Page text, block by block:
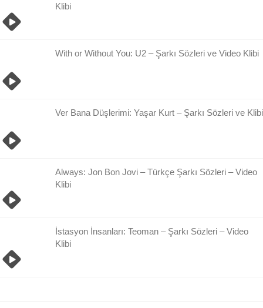
Klibi
With or Without You: U2 – Şarkı Sözleri ve Video Klibi
Ver Bana Düşlerimi: Yaşar Kurt – Şarkı Sözleri ve Klibi
Always: Jon Bon Jovi – Türkçe Şarkı Sözleri – Video
Klibi
İstasyon İnsanları: Teoman – Şarkı Sözleri – Video
Klibi